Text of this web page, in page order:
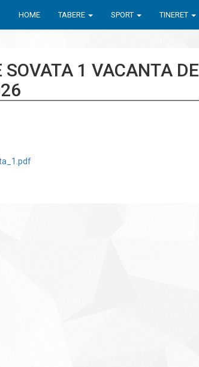
HOME TABERE SPORT TINERET
SOVATA 1 VACANTA DE